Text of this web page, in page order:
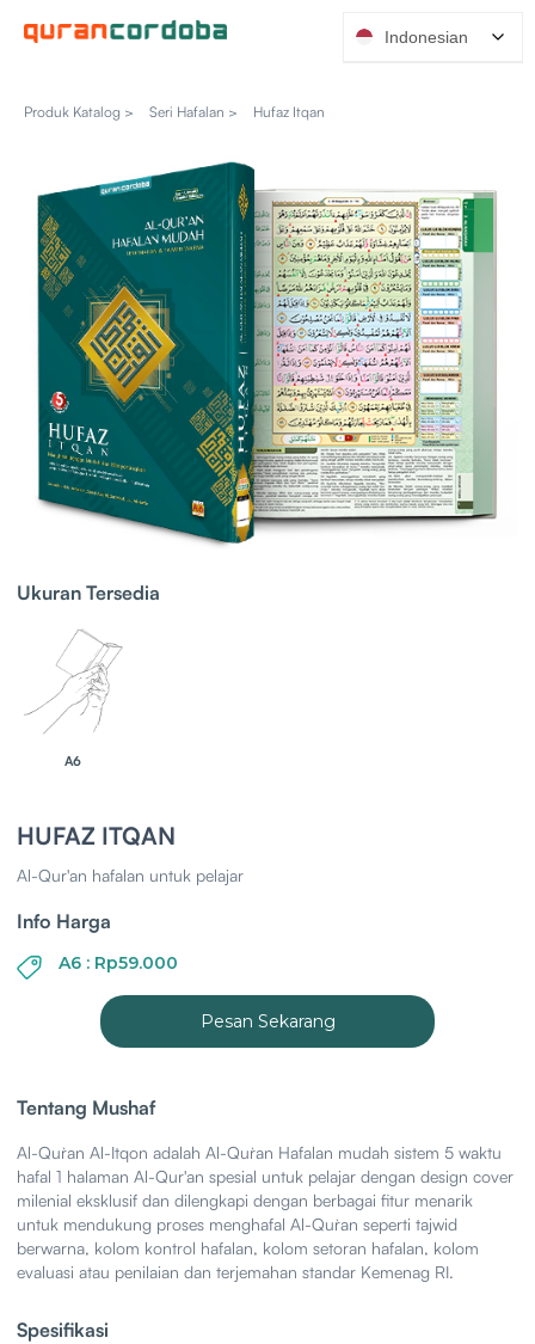
Produk Katalog > Seri Hafalan > Hufaz Itqan
Ukuran Tersedia
A6
HUFAZ ITQAN
Al-Qur'an hafalan untuk pelajar
Info Harga
A6 : Rp59.000
Pesan Sekarang
Tentang Mushaf
Al-Qur`an Al-Itqon adalah Al-Qur`an Hafalan mudah sistem 5 waktu
hafal 1 halaman Al-Qur'an spesial untuk pelajar dengan design cover
milenial eksklusif dan dilengkapi dengan berbagai fitur menarik
untuk mendukung proses menghafal Al-Qur`an seperti tajwid
berwarna, kolom kontrol hafalan, kolom setoran hafalan, kolom
evaluasi atau penilaian dan terjemahan standar Kemenag RI.
Spesifikasi
Indonesian